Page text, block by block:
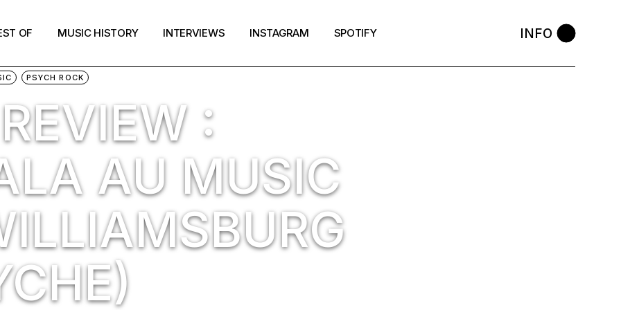
OF MUSIC HISTORY INTERVIEWS INSTAGRAM SPOTIFY INFO
PSYCH ROCK
:
AU MUSIC